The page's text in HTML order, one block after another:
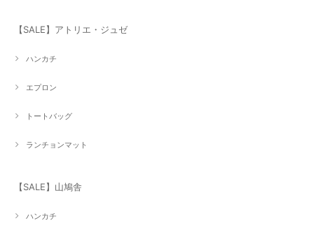
【SALE】アトリエ・ジュゼ
ハンカチ
エプロン
トートバッグ
ランチョンマット
【SALE】山鳩舎
ハンカチ